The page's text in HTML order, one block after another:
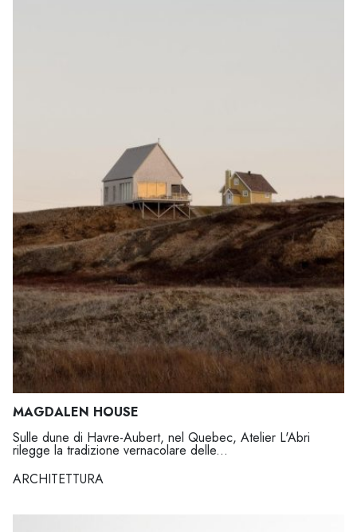
MAGDALEN HOUSE
Sulle dune di Havre-Aubert, nel Quebec, Atelier L'Abri
rilegge la tradizione vernacolare delle...
ARCHITETTURA